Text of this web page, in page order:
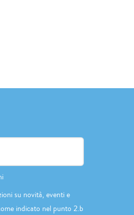
su novità, eventi e
indicato nel punto 2.b